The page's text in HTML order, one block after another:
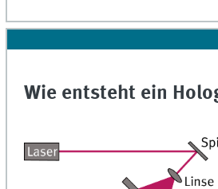
Wie entsteht ein